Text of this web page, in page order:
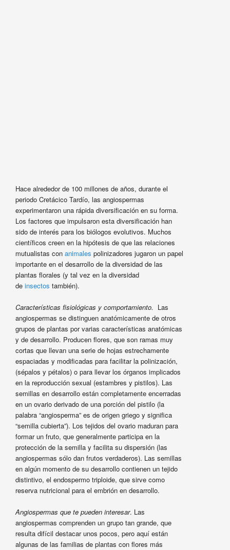
Hace alrededor de 100 millones de años, durante el
periodo Cretácico Tardío, las angiospermas
experimentaron una rápida diversificación en su forma.
Los factores que impulsaron esta diversificación han
sido de interés para los biólogos evolutivos. Muchos
científicos creen en la hipótesis de que las relaciones
mutualistas con animales polinizadores jugaron un papel
importante en el desarrollo de la diversidad de las
plantas florales (y tal vez en la diversidad
de insectos también).
Características fisiológicas y comportamiento. Las
angiospermas se distinguen anatómicamente de otros
grupos de plantas por varias características anatómicas
y de desarrollo. Producen flores, que son ramas muy
cortas que llevan una serie de hojas estrechamente
espaciadas y modificadas para facilitar la polinización,
(sépalos y pétalos) o para llevar los órganos implicados
en la reproducción sexual (estambres y pistilos). Las
semillas en desarrollo están completamente encerradas
en un ovario derivado de una porción del pistilo (la
palabra “angiosperma” es de origen griego y significa
“semilla cubierta”). Los tejidos del ovario maduran para
formar un fruto, que generalmente participa en la
protección de la semilla y facilita su dispersión (las
angiospermas sólo dan frutos verdaderos). Las semillas
en algún momento de su desarrollo contienen un tejido
distintivo, el endospermo triploide, que sirve como
reserva nutricional para el embrión en desarrollo.
Angiospermas que te pueden interesar. Las
angiospermas comprenden un grupo tan grande, que
resulta difícil destacar unos pocos, pero aquí están
algunas de las familias de plantas con flores más